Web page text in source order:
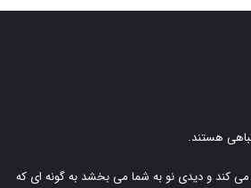
هستند.
می کند و دیدی نو به شما می بخشد به گونه ای که